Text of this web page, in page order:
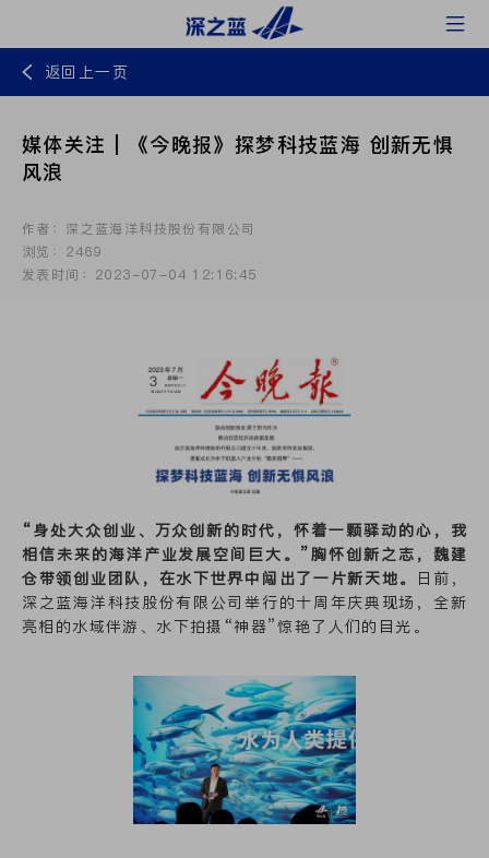
返回上一页
媒体关注 | 《今晚报》探梦科技蓝海 创新无惧
风浪
作者：深之蓝海洋科技股份有限公司
浏览：2469
发表时间：2023-07-04 12:16:45
“身处大众创业、万众创新的时代，怀着一颗驿动的心，我
相信未来的海洋产业发展空间巨大。”胸怀创新之志，魏建
仓带领创业团队，在水下世界中闯出了一片新天地。 日前，
深之蓝海洋科技股份有限公司举行的十周年庆典现场，全新
亮相的水域伴游、水下拍摄“神器”惊艳了人们的目光。